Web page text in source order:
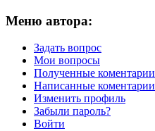
Меню автора:
Задать вопрос
Мои вопросы
Полученные коментарии
Написанные коментарии
Изменить профиль
Забыли пароль?
Войти